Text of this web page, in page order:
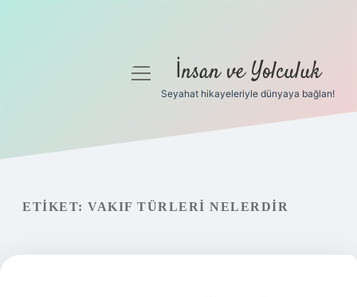
Gizlilik Politikası
menüyü İnsan ve Yolculuk
Seyahat hikayeleriyle dünyaya bağlan!
ETIKET: VAKIF TÜRLERI NELERDIR